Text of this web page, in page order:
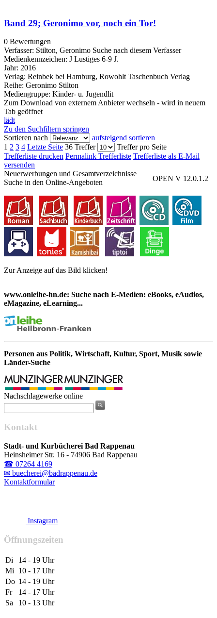
Band 29; Geronimo vor, noch ein Tor!
0 Bewertungen
Verfasser: Stilton, Geronimo Suche nach diesem Verfasser
Medienkennzeichen: J Lustiges 6-9 J.
Jahr: 2016
Verlag: Reinbek bei Hamburg, Rowohlt Taschenbuch Verlag
Reihe: Geronimo Stilton
Mediengruppe: Kinder- u. Jugendlit
Zum Download von externem Anbieter wechseln - wird in neuem
Tab geöffnet
lädt
Zu den Suchfiltern springen
Sortieren nach
aufsteigend sortieren
1 2 3 4 Letzte Seite 36 Treffer
Treffer pro Seite
Trefferliste drucken Permalink Trefferliste Trefferliste als E-Mail
versenden
OPEN V 12.0.1.2
Neuerwerbungen und Gesamtverzeichnisse
Zur Anzeige auf das Bild klicken!
Suche in den Online-Angeboten
www.onleihe-hn.de: Suche nach E-Medien: eBooks, eAudios,
eMagazine, eLearning...
Personen aus Politik, Wirtschaft, Kultur, Sport, Musik sowie
Länder-Suche
Nachschlagewerke online
Kontakt
Stadt- und Kurbücherei Bad Rappenau
Heinsheimer Str. 16 - 74906 Bad Rappenau
☎ 07264 4169
✉ buecherei@badrappenau.de
Kontaktformular
Instagram
Öffnungszeiten
Di
14 - 19 Uhr
Mi
10 - 17 Uhr
Do 14 - 19 Uhr
Fr
14 - 17 Uhr
Sa
10 - 13 Uhr